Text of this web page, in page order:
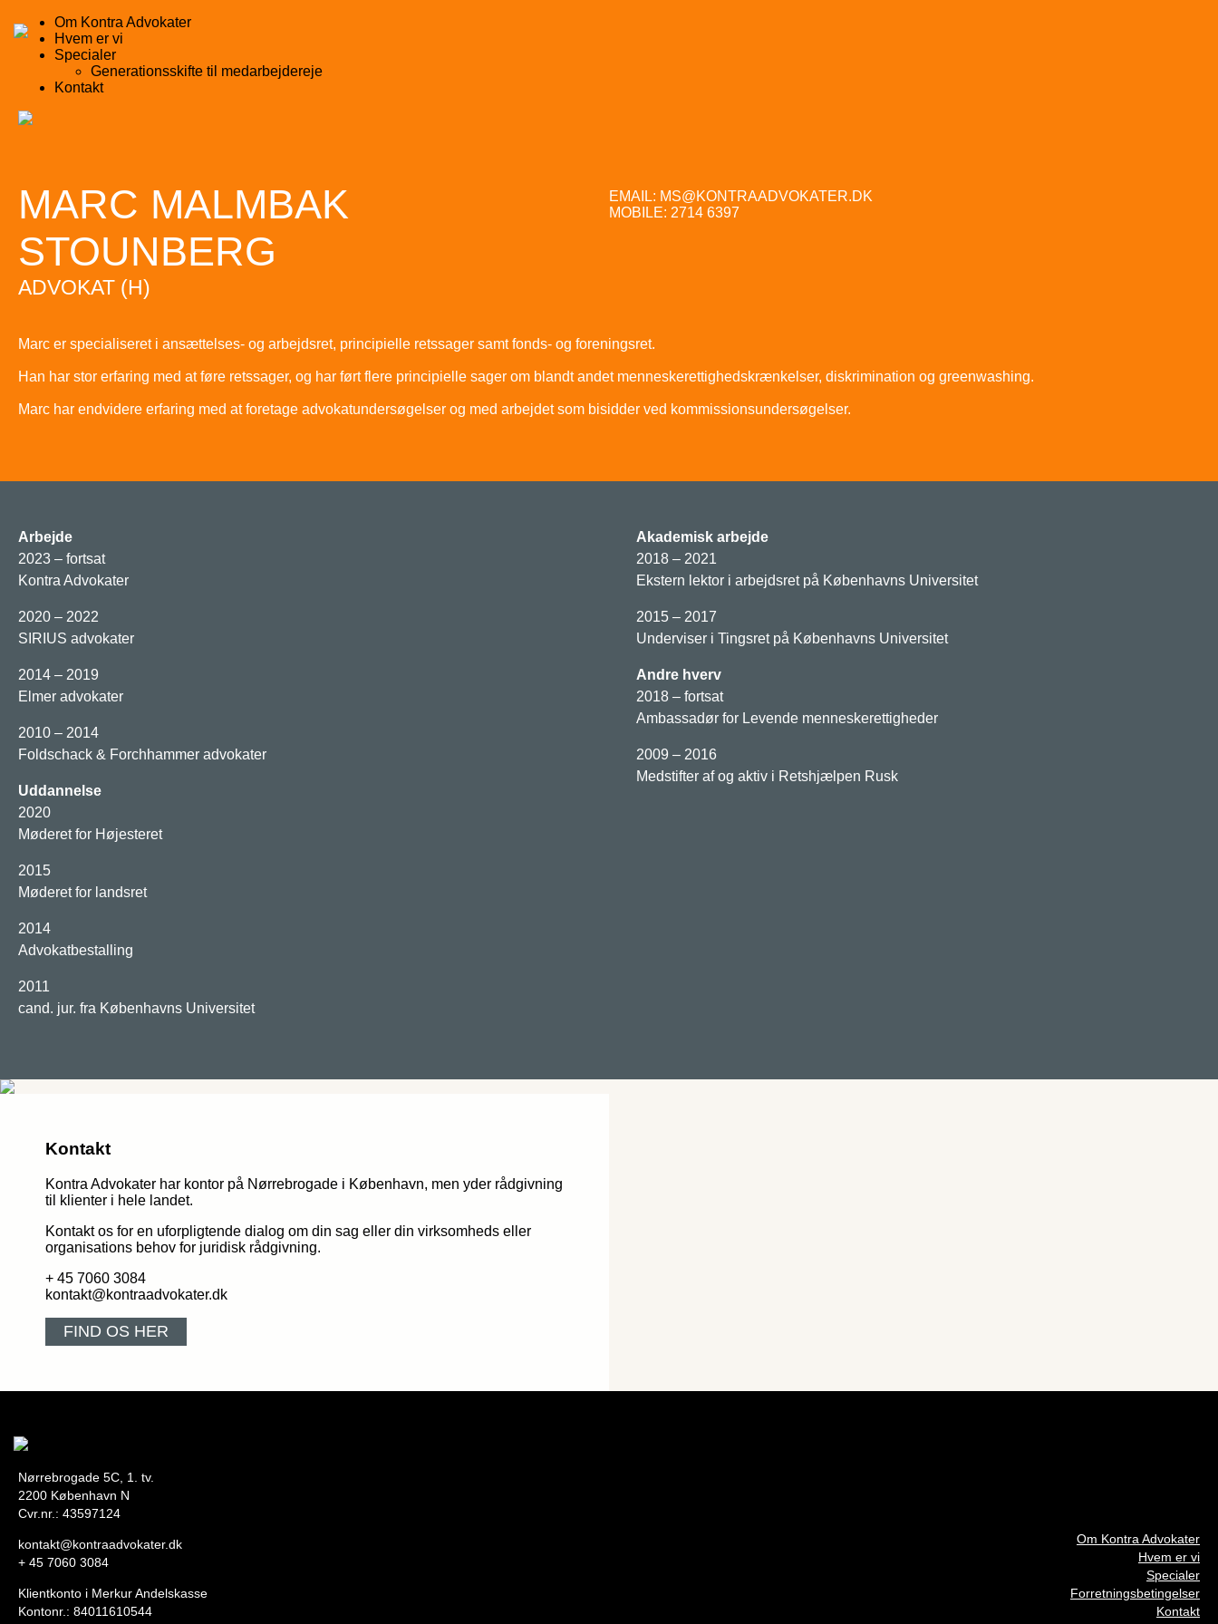
Om Kontra Advokater
Hvem er vi
Specialer
Generationsskifte til medarbejdereje
Kontakt
MARC MALMBAK
STOUNBERG
ADVOKAT (H)
EMAIL: MS@KONTRAADVOKATER.DK
MOBILE: 2714 6397
Marc er specialiseret i ansættelses- og arbejdsret, principielle retssager samt fonds- og foreningsret.
Han har stor erfaring med at føre retssager, og har ført flere principielle sager om blandt andet menneskerettighedskrænkelser, diskrimination og greenwashing.
Marc har endvidere erfaring med at foretage advokatundersøgelser og med arbejdet som bisidder ved kommissionsundersøgelser.
Arbejde
2023 – fortsat
Kontra Advokater
2020 – 2022
SIRIUS advokater
2014 – 2019
Elmer advokater
2010 – 2014
Foldschack & Forchhammer advokater
Uddannelse
2020
Møderet for Højesteret
2015
Møderet for landsret
2014
Advokatbestalling
2011
cand. jur. fra Københavns Universitet
Akademisk arbejde
2018 – 2021
Ekstern lektor i arbejdsret på Københavns Universitet
2015 – 2017
Underviser i Tingsret på Københavns Universitet
Andre hverv
2018 – fortsat
Ambassadør for Levende menneskerettigheder
2009 – 2016
Medstifter af og aktiv i Retshjælpen Rusk
Kontakt
Kontra Advokater har kontor på Nørrebrogade i København, men yder rådgivning
til klienter i hele landet.
Kontakt os for en uforpligtende dialog om din sag eller din virksomheds eller
organisations behov for juridisk rådgivning.
+ 45 7060 3084
kontakt@kontraadvokater.dk
FIND OS HER
Nørrebrogade 5C, 1. tv.
2200 København N
Cvr.nr.: 43597124
kontakt@kontraadvokater.dk
+ 45 7060 3084
Klientkonto i Merkur Andelskasse
Kontonr.: 84011610544
Om Kontra Advokater
Hvem er vi
Specialer
Forretningsbetingelser
Kontakt